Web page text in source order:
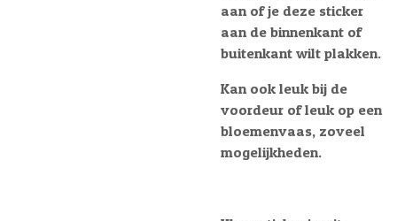
aan of je deze sticker
aan de binnenkant of
buitenkant wilt plakken.
Kan ook leuk bij de
voordeur of leuk op een
bloemenvaas, zoveel
mogelijkheden.